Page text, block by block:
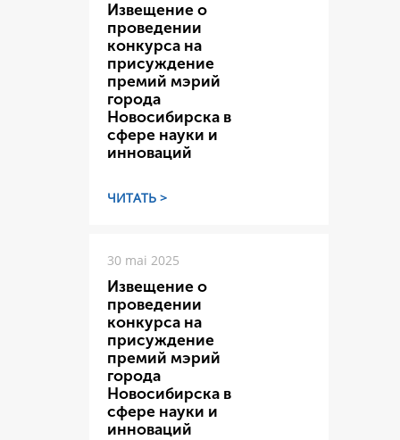
Извещение о
проведении
конкурса на
присуждение
премий мэрий
города
Новосибирска в
сфере науки и
инноваций
ЧИТАТЬ >
30 mai 2025
Извещение о
проведении
конкурса на
присуждение
премий мэрий
города
Новосибирска в
сфере науки и
инноваций